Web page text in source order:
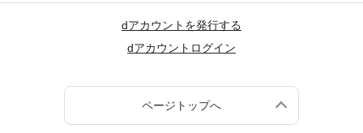
dアカウントを発行する
dアカウントログイン
ページトップへ